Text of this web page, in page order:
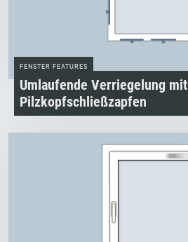
FENSTER FEATURES
Umlaufende Verriegelung mit
Pilzkopfschließzapfen